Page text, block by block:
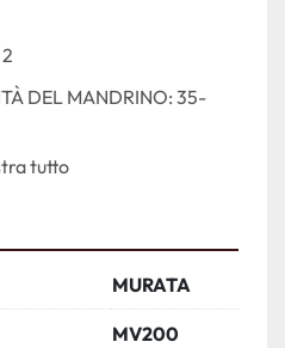
DEL MANDRINO: 35-
MM
250/350 MM
tutto
MURATA
MV200